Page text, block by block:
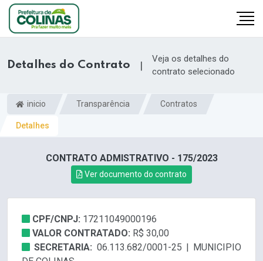
Detalhes do Contrato |
Veja os detalhes do
contrato selecionado
inicio Transparência Contratos
Detalhes
CONTRATO ADMISTRATIVO - 175/2023
Ver documento do contrato
CPF/CNPJ: 17211049000196
VALOR CONTRATADO: R$ 30,00
SECRETARIA: 06.113.682/0001-25 | MUNICIPIO